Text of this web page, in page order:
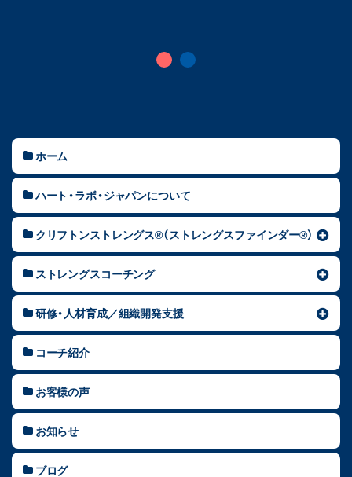
ホーム
ハート・ラボ・ジャパンについて
クリフトンストレングス®（ストレングスファインダー®）
ストレングスコーチング
研修・人材育成／組織開発支援
コーチ紹介
お客様の声
お知らせ
ブログ